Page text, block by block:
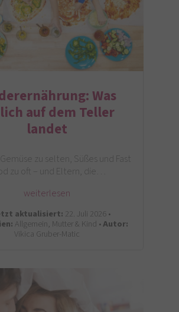
Was
auf dem Teller
landet
Gemüse zu selten, Süßes und Fast
zu oft – und Eltern, die…
weiterlesen
aktualisiert: 22. Juli 2026 •
Allgemein, Mutter & Kind •Autor:
Vikica Gruber-Matic